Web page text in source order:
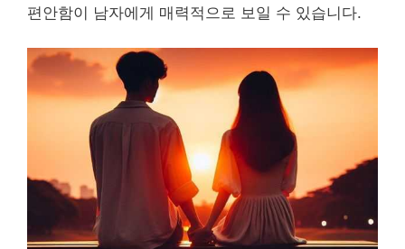
편안함이 남자에게 매력적으로 보일 수 있습니다.